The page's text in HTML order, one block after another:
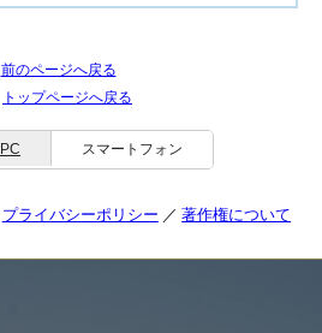
前のページへ戻る
トップページへ戻る
PC スマートフォン
プライバシーポリシー 著作権について